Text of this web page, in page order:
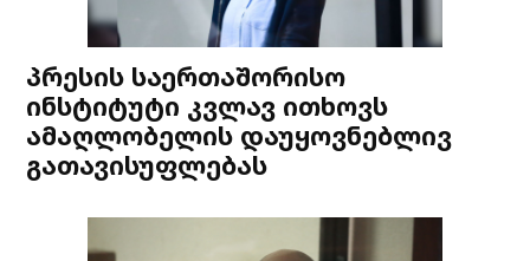
პრესის საერთაშორისო
ინსტიტუტი კვლავ ითხოვს
ამაღლობელის დაუყოვნებლივ
გათავისუფლებას